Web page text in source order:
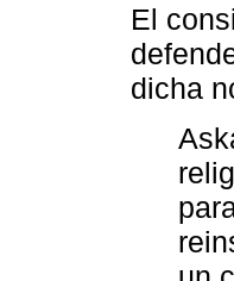
El
dicha